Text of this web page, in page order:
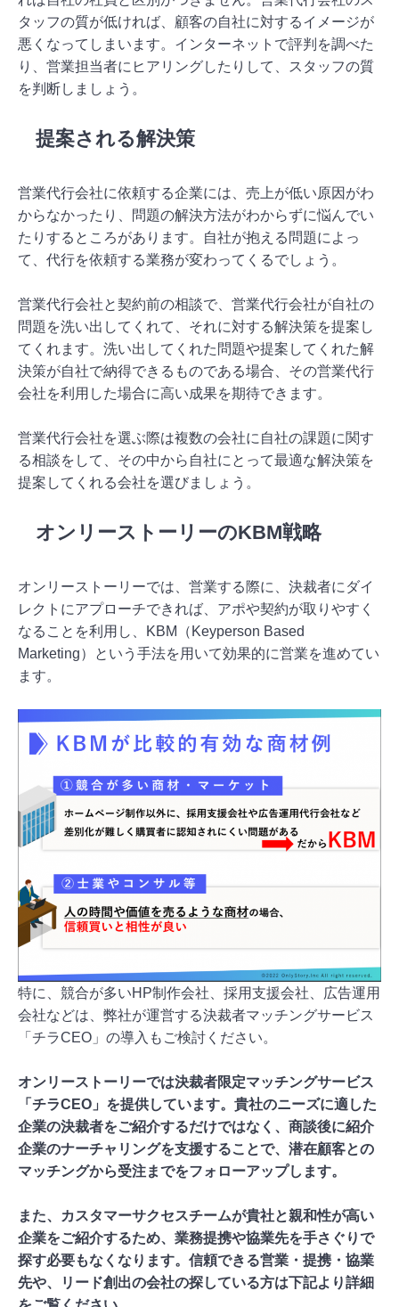
タッフの質が低ければ、顧客の自社に対するイメージが
悪くなってしまいます。インターネットで評判を調べた
り、営業担当者にヒアリングしたりして、スタッフの質
を判断しましょう。
提案される解決策
営業代行会社に依頼する企業には、売上が低い原因がわ
からなかったり、問題の解決方法がわからずに悩んでい
たりするところがあります。自社が抱える問題によっ
て、代行を依頼する業務が変わってくるでしょう。
営業代行会社と契約前の相談で、営業代行会社が自社の
問題を洗い出してくれて、それに対する解決策を提案し
てくれます。洗い出してくれた問題や提案してくれた解
決策が自社で納得できるものである場合、その営業代行
会社を利用した場合に高い成果を期待できます。
営業代行会社を選ぶ際は複数の会社に自社の課題に関す
る相談をして、その中から自社にとって最適な解決策を
提案してくれる会社を選びましょう。
オンリーストーリーのKBM戦略
オンリーストーリーでは、営業する際に、決裁者にダイ
レクトにアプローチできれば、アポや契約が取りやすく
なることを利用し、KBM（Keyperson Based
Marketing）という手法を用いて効果的に営業を進めてい
ます。
特に、競合が多いHP制作会社、採用支援会社、広告運用
会社などは、弊社が運営する決裁者マッチングサービス
「チラCEO」の導入もご検討ください。
オンリーストーリーでは決裁者限定マッチングサービス
「チラCEO」を提供しています。貴社のニーズに適した
企業の決裁者をご紹介するだけではなく、商談後に紹介
企業のナーチャリングを支援することで、潜在顧客との
マッチングから受注までをフォローアップします。
また、カスタマーサクセスチームが貴社と親和性が高い
企業をご紹介するため、業務提携や協業先を手さぐりで
探す必要もなくなります。信頼できる営業・提携・協業
先や、リード創出の会社の探している方は下記より詳細